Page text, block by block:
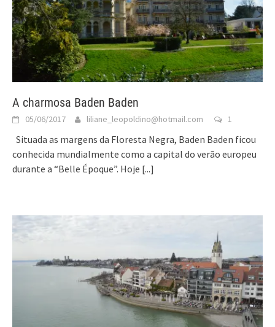
A charmosa Baden Baden
05/06/2017 liliane_leopoldino@hotmail.com 1
Situada as margens da Floresta Negra, Baden Baden ficou
conhecida mundialmente como a capital do verão europeu
durante a “Belle Époque”. Hoje [...]